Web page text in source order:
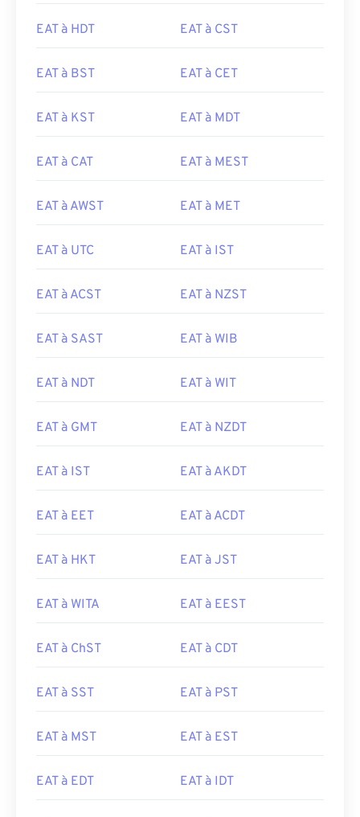
EAT à HDT EAT à CST
EAT à BST EAT à CET
EAT à KST EAT à MDT
EAT à CAT EAT à MEST
EAT à AWST EAT à MET
EAT à UTC EAT à IST
EAT à ACST EAT à NZST
EAT à SAST EAT à WIB
EAT à NDT EAT à WIT
EAT à GMT EAT à NZDT
EAT à IST EAT à AKDT
EAT à EET EAT à ACDT
EAT à HKT EAT à JST
EAT à WITA EAT à EEST
EAT à ChST EAT à CDT
EAT à SST EAT à PST
EAT à MST EAT à EST
EAT à EDT EAT à IDT